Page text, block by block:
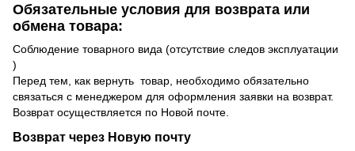
Обязательные условия для возврата или
обмена товара:
Соблюдение товарного вида (отсутствие следов эксплуатации
)
Перед тем, как вернуть товар, необходимо обязательно
связаться с менеджером для оформления заявки на возврат.
Возврат осуществляется по Новой почте.
Возврат через Новую почту